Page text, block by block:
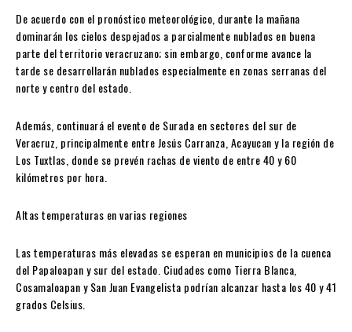
De acuerdo con el pronóstico meteorológico, durante la mañana
dominarán los cielos despejados a parcialmente nublados en buena
parte del territorio veracruzano; sin embargo, conforme avance la
tarde se desarrollarán nublados especialmente en zonas serranas del
norte y centro del estado.
Además, continuará el evento de Surada en sectores del sur de
Veracruz, principalmente entre Jesús Carranza Acayucany la región de
Los Tuxtlas , donde se prevén rachas de viento de entre 40 y 60
kilómetros por hora.
Altas temperaturas en varias regiones
Las temperaturas más elevadas se esperan en municipios de la cuenca
del Papaloapan y sur del estado. Ciudades como Tierra Blanca
CosamaloapanySan Juan Evangelista podrían alcanzar hasta los 40 y 41
grados Celsius.